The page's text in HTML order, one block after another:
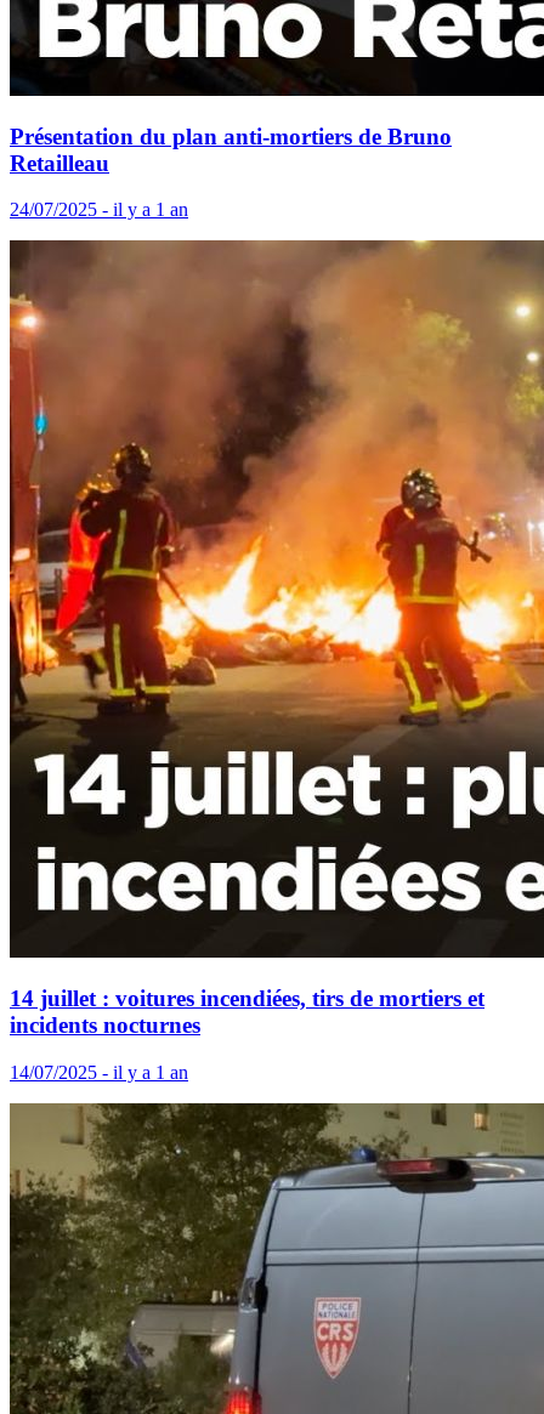
Présentation du plan anti-mortiers de Bruno
Retailleau
24/07/2025 - il y a 1 an
14 juillet : voitures incendiées, tirs de mortiers et
incidents nocturnes
14/07/2025 - il y a 1 an